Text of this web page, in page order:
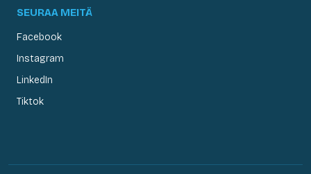
SEURAA MEITÄ
Facebook
Instagram
LinkedIn
Tiktok